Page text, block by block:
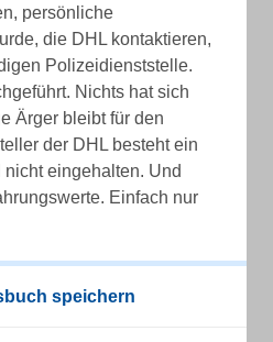
persönliche
die DHL kontaktieren,
Polizeidienststelle.
Nichts hat sich
Ärger bleibt für den
der DHL besteht ein
eingehalten. Und
Einfach nur
speichern